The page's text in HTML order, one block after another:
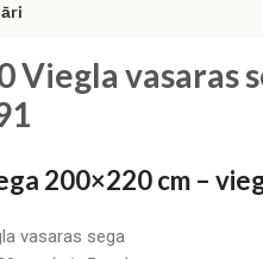
Viegla vasaras
200×220 cm –
vasaras sega